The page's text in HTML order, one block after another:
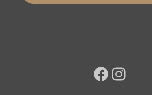
Facebook Instagram